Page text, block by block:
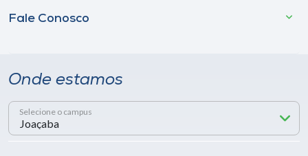
Fale Conosco
Onde estamos
Selecione o campus